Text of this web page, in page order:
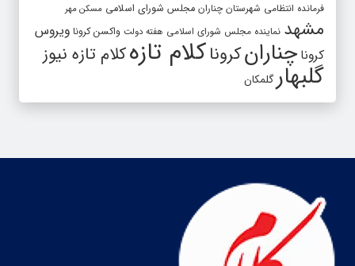
فرمانده انتظامی شهرستان چناران مجلس شورای اسلامی مسکن مهر
مشهد نماینده مجلس شورای اسلامی هفته دولت واکسن کرونا ویروس
کرونا چنارانکروناکلام تازهکلام تازه نیوز
گلبهارگلمکان